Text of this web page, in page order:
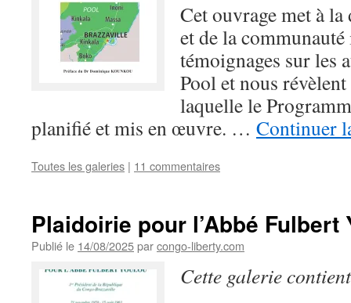
Cet ouvrage met à
et de la
témoignages sur les
Pool et nous
laquelle le
planifié et mis en œuvre. … Continuer
Toutes les galeries | 11 commentaires
Plaidoirie pour l’Abbé Fulbert
Publié le 14/08/2025parcongo-liberty.com
Cette galerie